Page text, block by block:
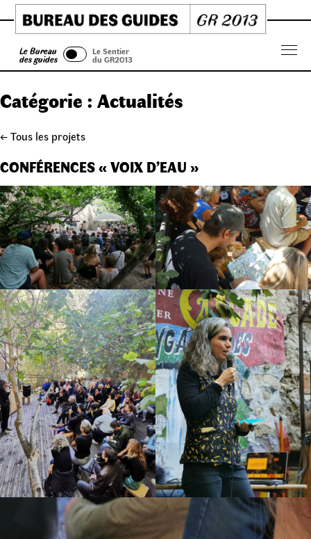
Skip
to
content
Le Bureau
des guides
Le Sentier
du GR2013
Catégorie : Actualités
← Tous les projets
CONFÉRENCES « VOIX D’EAU »